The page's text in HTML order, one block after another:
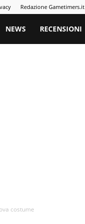
Redazione Gametimers.it
Gametimers
NEWS RECENSIONI
costume